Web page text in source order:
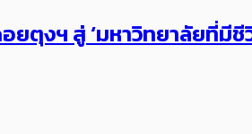
ตุงฯ สู่ ‘มหาวิทยาลัยที่มี